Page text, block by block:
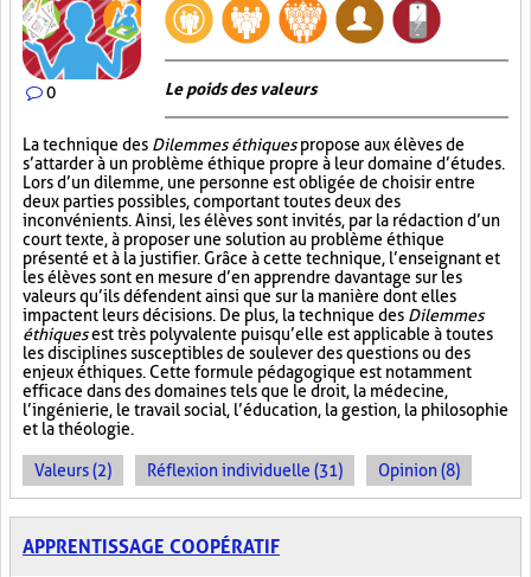
0 Le poids des valeurs
La technique des Dilemmes éthiquespropose aux élèves de
s’attarder à un problème éthique propre à leur domaine d’études.
Lors d’un dilemme, une personne est obligée de choisir entre
deux parties possibles, comportant toutes deux des
inconvénients. Ainsi, les élèves sont invités, par la rédaction d’un
court texte, à proposer une solution au problème éthique
présenté et à la justifier. Grâce à cette technique, l’enseignant et
les élèves sont en mesure d’en apprendre davantage sur les
valeurs qu’ils défendent ainsi que sur la manière dont elles
impactent leurs décisions. De plus, la technique des Dilemmes
éthiquesest très polyvalente puisqu’elle est applicable à toutes
les disciplines susceptibles de soulever des questions ou des
enjeux éthiques. Cette formule pédagogique est notamment
efficace dans des domaines tels que le droit, la médecine,
l’ingénierie, le travail social, l’éducation, la gestion, la philosophie
et la théologie.
Valeurs (2) Réflexion individuelle (31) Opinion (8)
APPRENTISSAGE COOPÉRATIF